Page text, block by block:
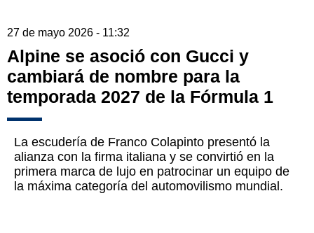
27 de mayo 2026 - 11:32
Alpine se asoció con Gucci y
cambiará de nombre para la
temporada 2027 de la Fórmula 1
La escudería de Franco Colapinto presentó la
alianza con la firma italiana y se convirtió en la
primera marca de lujo en patrocinar un equipo de
la máxima categoría del automovilismo mundial.